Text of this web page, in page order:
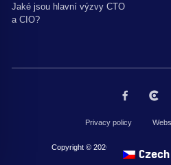
Jaké jsou hlavní výzvy CTO
a CIO?
Privacy policy
Copyright © 2026 by The Codest.
Czech